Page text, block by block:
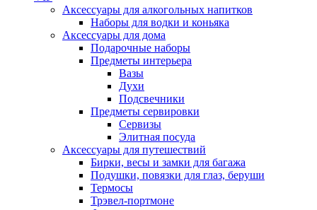
Аксессуары для алкогольных напитков
Наборы для водки и коньяка
Аксессуары для дома
Подарочные наборы
Предметы интерьера
Вазы
Духи
Подсвечники
Предметы сервировки
Сервизы
Элитная посуда
Аксессуары для путешествий
Бирки, весы и замки для багажа
Подушки, повязки для глаз, беруши
Термосы
Трэвел-портмоне